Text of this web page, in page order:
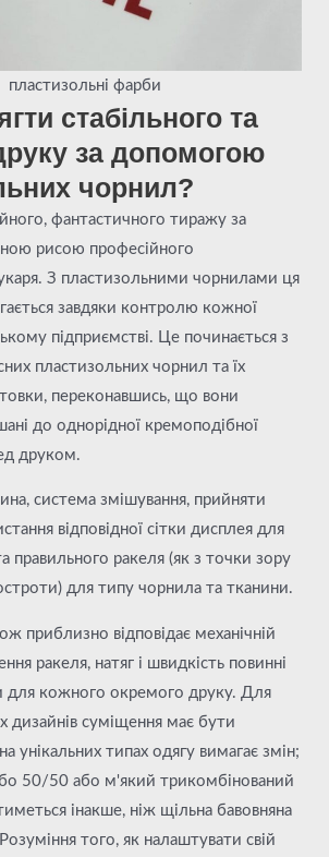
пластизольні фарби
стабільного та
за допомогою
чорнил?
фантастичного тиражу за
рисою професійного
З пластизольними чорнилами ця
завдяки контролю кожної
підприємстві. Це починається з
пластизольних чорнил та їх
переконавшись, що вони
до однорідної кремоподібної
друком.
система змішування, прийняти
відповідної сітки дисплея для
правильного ракеля (як з точки зору
для типу чорнила та тканини.
приблизно відповідає механічній
ракеля, натяг і швидкість повинні
для кожного окремого друку. Для
дизайнів суміщення має бути
унікальних типах одягу вимагає змін;
50/50 або м'який трикомбінований
інакше, ніж щільна бавовняна
того, як налаштувати свій